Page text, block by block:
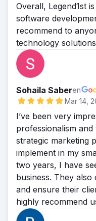
Overall, Legend1st
software
recommend to
technology
Sohaila Saberen
Mar 14,
I’ve been very
professionalism
strategic marketing
implement in my
two years, I have
business. They also
and ensure their
highly recommend